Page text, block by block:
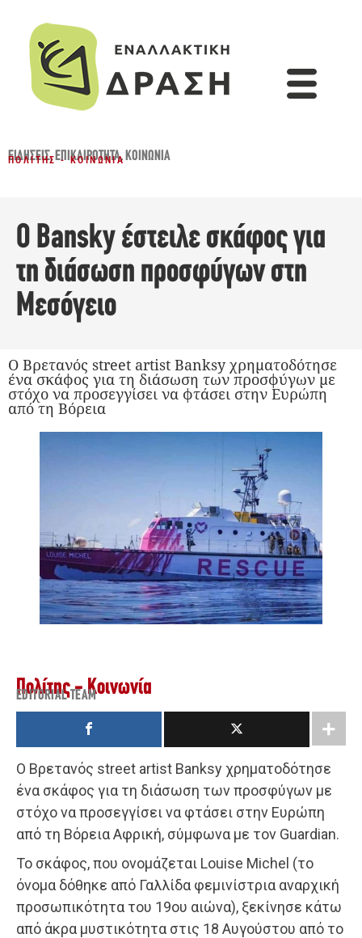
ΕΙΔΉΣΕΙΣ,ΕΠΙΚΑΙΡΌΤΗΤΑ,ΚΟΙΝΩΝΊΑ
ΠΟΛΊΤΗΣ - ΚΟΙΝΩΝΊΑ
Ο Bansky έστειλε σκάφος για
τη διάσωση προσφύγων στη
Μεσόγειο
Ο Βρετανός street artist Banksy χρηματοδότησε
ένα σκάφος για τη διάσωση των προσφύγων με
στόχο να προσεγγίσει να φτάσει στην Ευρώπη
από τη Βόρεια
Πολίτης - Κοινωνία
EDITORIAL TEAM
Ο Βρετανός street artist Banksy χρηματοδότησε
ένα σκάφος για τη διάσωση των προσφύγων με
στόχο να προσεγγίσει να φτάσει στην Ευρώπη
από τη Βόρεια Αφρική, σύμφωνα με τον Guardian.
Το σκάφος, που ονομάζεται Louise Michel (το
όνομα δόθηκε από Γαλλίδα φεμινίστρια αναρχική
προσωπικότητα του 19ου αιώνα), ξεκίνησε κάτω
από άκρα μυστικότητα στις 18 Αυγούστου από το